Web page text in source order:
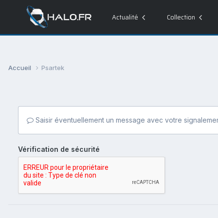
Actualité Collection
Accueil Psartek
Saisir éventuellement un message avec votre
Vérification de sécurité